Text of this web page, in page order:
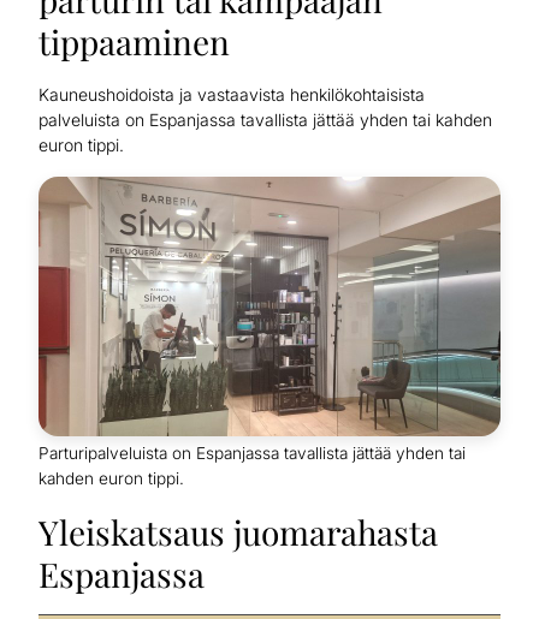
tippaaminen
Kauneushoidoista ja vastaavista henkilökohtaisista
palveluista on Espanjassa tavallista jättää yhden tai kahden
euron tippi.
Parturipalveluista on Espanjassa tavallista jättää yhden tai
kahden euron tippi.
Yleiskatsaus juomarahasta
Espanjassa